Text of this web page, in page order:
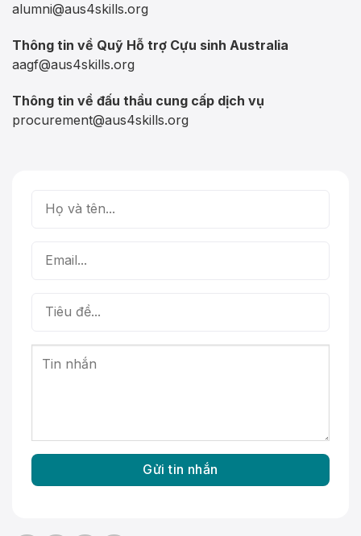
alumni@aus4skills.org
Thông tin về Quỹ Hỗ trợ Cựu sinh Australia
aagf@aus4skills.org
Thông tin về đấu thầu cung cấp dịch vụ
procurement@aus4skills.org